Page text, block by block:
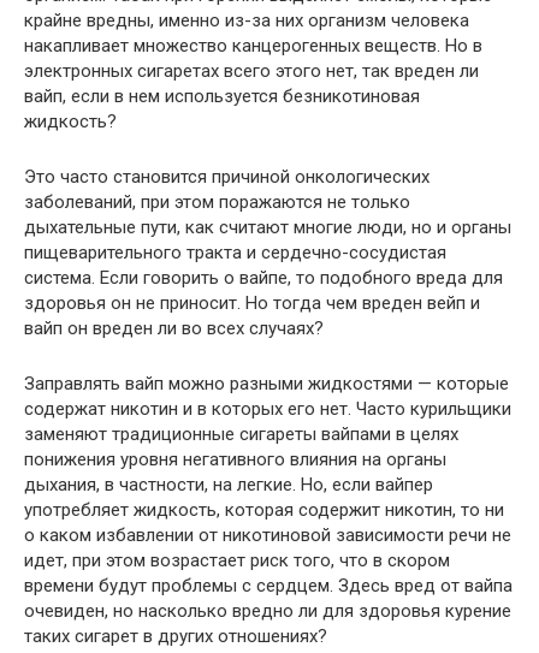
крайне вредны, именно из-за них организм человека
накапливает множество канцерогенных веществ. Но в
электронных сигаретах всего этого нет, так вреден ли
вайп, если в нем используется безникотиновая
жидкость?
Это часто становится причиной онкологических
заболеваний, при этом поражаются не только
дыхательные пути, как считают многие люди, но и органы
пищеварительного тракта и сердечно-сосудистая
система. Если говорить о вайпе, то подобного вреда для
здоровья он не приносит. Но тогда чем вреден вейп и
вайп он вреден ли во всех случаях?
Заправлять вайп можно разными жидкостями — которые
содержат никотин и в которых его нет. Часто курильщики
заменяют традиционные сигареты вайпами в целях
понижения уровня негативного влияния на органы
дыхания, в частности, на легкие. Но, если вайпер
употребляет жидкость, которая содержит никотин, то ни
о каком избавлении от никотиновой зависимости речи не
идет, при этом возрастает риск того, что в скором
времени будут проблемы с сердцем. Здесь вред от вайпа
очевиден, но насколько вредно ли для здоровья курение
таких сигарет в других отношениях?